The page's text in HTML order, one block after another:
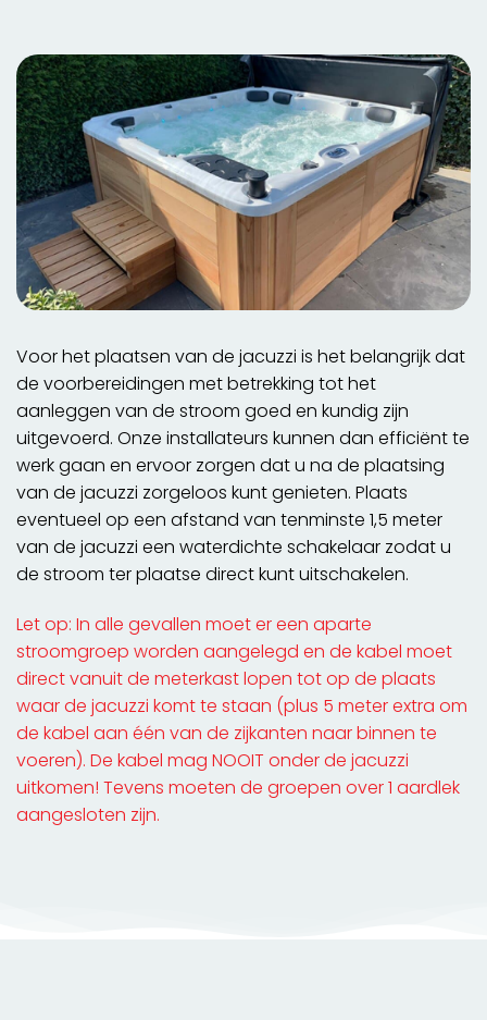
Voor het plaatsen van de jacuzzi is het belangrijk dat
de voorbereidingen met betrekking tot het
aanleggen van de stroom goed en kundig zijn
uitgevoerd. Onze installateurs kunnen dan efficiënt te
werk gaan en ervoor zorgen dat u na de plaatsing
van de jacuzzi zorgeloos kunt genieten. Plaats
eventueel op een afstand van tenminste 1,5 meter
van de jacuzzi een waterdichte schakelaar zodat u
de stroom ter plaatse direct kunt uitschakelen.
Let op: In alle gevallen moet er een aparte
stroomgroep worden aangelegd en de kabel moet
direct vanuit de meterkast lopen tot op de plaats
waar de jacuzzi komt te staan (plus 5 meter extra om
de kabel aan één van de zijkanten naar binnen te
voeren). De kabel mag NOOIT onder de jacuzzi
uitkomen! Tevens moeten de groepen over 1 aardlek
aangesloten zijn.